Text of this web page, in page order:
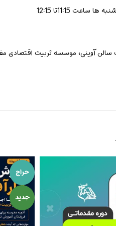
ساعت 11:15تا 12:15
آوینی، موسسه تربیت اقتصادی
حراج
جدید